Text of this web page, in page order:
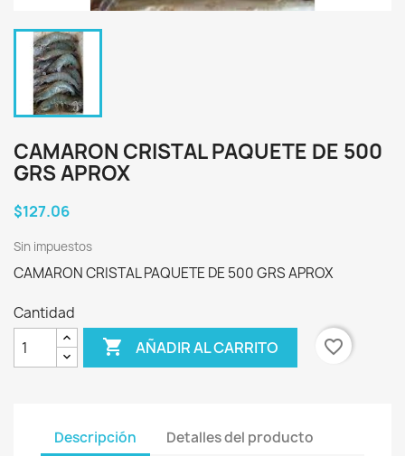
CAMARON CRISTAL PAQUETE DE 500
GRS APROX
$127.06
Sin impuestos
CAMARON CRISTAL PAQUETE DE 500 GRS APROX
Cantidad
 AÑADIR AL CARRITO favorite_border
Descripción Detalles del producto